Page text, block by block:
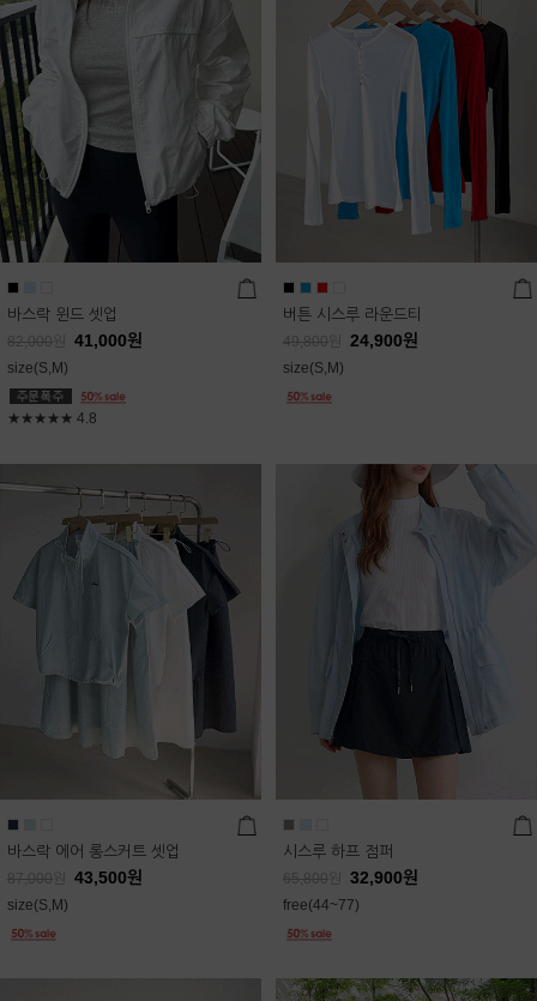
바스락 윈드 셋업
82,000 41,000원
size(S,M)
★★★★★ 4.8
버튼 시스루 라운드티
49,800 24,900원
size(S,M)
바스락 에어 롱스커트 셋업
87,000 43,500원
size(S,M)
시스루 하프 점퍼
65,800 32,900원
free(44~77)